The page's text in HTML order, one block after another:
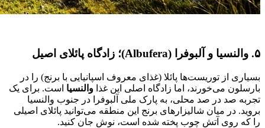
۵. والنسیا و آلبوفرا (Albufera)؛ زادگاه پائلای اصیل
بسیاری از توریست‌ها پائلا (غذای معروف اسپانیایی با برنج) را در
بارسلون می‌خورند، اما زادگاه اصلی این غذا والنسیا است. برای یک
تجربه صد در صد محلی، به پارک ملی آلبوفرا در جنوب والنسیا
بروید. در میان شالیزارهای برنج این منطقه می‌توانید پائلای اصیلی
را که روی آتش چوب پخته شده است، نوش جان کنید.